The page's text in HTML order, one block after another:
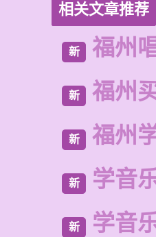
相关文章推荐
新 福州
新 福州
新 福州
新 学音
新 学音